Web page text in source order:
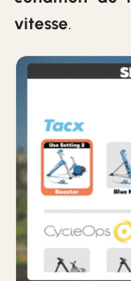
vitesse.